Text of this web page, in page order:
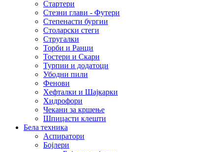
Стартери
Стезни глави - Футери
Степенасти бургии
Столарски стеги
Стругалки
Торби и Ранци
Тостери и Скари
Турпии и додатоци
Убодни пили
Фенови
Хефталки и Шајкарки
Хидрофори
Чекани за кршење
Шпицасти клешти
Бела техника
Аспиратори
Бојлери